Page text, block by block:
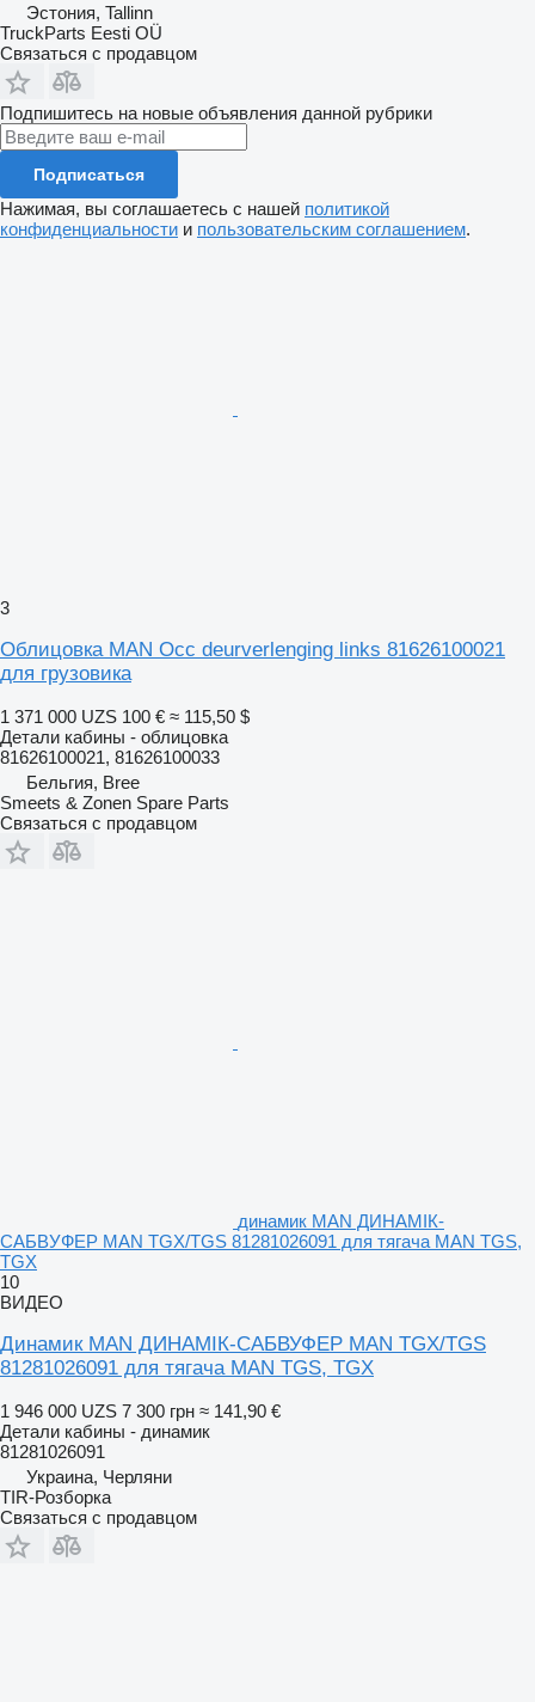
Эстония, Tallinn
TruckParts Eesti OÜ
Связаться с продавцом
Подпишитесь на новые объявления данной рубрики
Подписаться
Нажимая, вы соглашаетесь с нашей политикой
конфиденциальности и пользовательским соглашением.
3
Облицовка MAN Occ deurverlenging links 81626100021
для грузовика
1 371 000 UZS 100 € ≈ 115,50 $
Детали кабины - облицовка
81626100021, 81626100033
Бельгия, Bree
Smeets & Zonen Spare Parts
Связаться с продавцом
динамик MAN ДИНАМІК-
САБВУФЕР MAN TGX/TGS 81281026091 для тягача MAN TGS,
TGX
10
ВИДЕО
Динамик MAN ДИНАМІК-САБВУФЕР MAN TGX/TGS
81281026091 для тягача MAN TGS, TGX
1 946 000 UZS 7 300 грн ≈ 141,90 €
Детали кабины - динамик
81281026091
Украина, Черляни
TIR-Розборка
Связаться с продавцом